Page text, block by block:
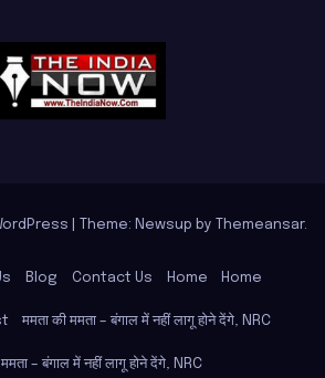
Theme: Newsup by Themeansar.
Blog Contact Us Home Home
ममता की ममता – बंगाल में नहीं लागू होने देंगे, NRC
– बंगाल में नहीं लागू होने देंगे, NRC